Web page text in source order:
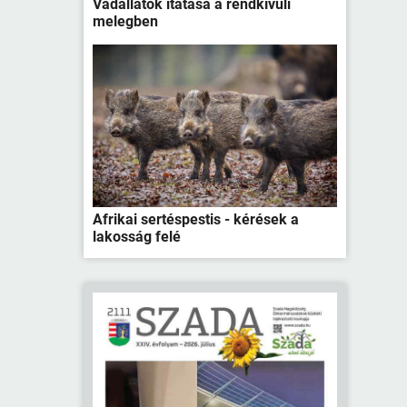
Vadállatok itatása a rendkívüli
melegben
Afrikai sertéspestis - kérések a
lakosság felé